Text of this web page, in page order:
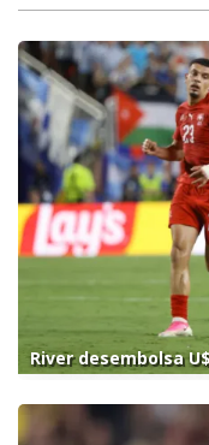
River desembolsa